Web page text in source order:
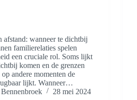
afstand: wanneer te dichtbij
familierelaties spelen
een cruciale rol. Soms lijkt
komen en de grenzen
andere momenten de
lijkt. Wanneer…
28 mei 2024